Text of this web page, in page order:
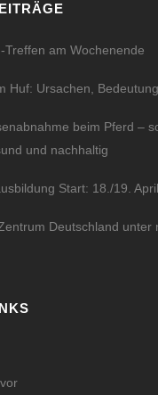
Treffen am Wochenende
Huf: Ursachen,
beim Pferd –
und nachhaltig
Start: 18./19.
Deutschland unter